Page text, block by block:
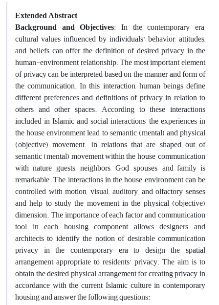
Extended Abstract
Background and Objectives: In the contemporary era,
cultural values influenced by individuals' behavior, attitudes,
and beliefs can offer the definition of desired privacy in the
human-environment relationship. The most important element
of privacy can be interpreted based on the manner and form of
the communication. In this interaction, human beings define
different preferences and definitions of privacy in relation to
others and other spaces. According to these interactions
included in Islamic and social interactions, the experiences in
the house environment lead to semantic (mental) and physical
(objective) movement. In relations that are shaped out of
semantic (mental) movement within the house, communication
with nature, guests, neighbors, God, spouses, and family is
remarkable. The interactions in the house environment can be
controlled with motion, visual, auditory, and olfactory senses
and help to study the movement in the physical (objective)
dimension. The importance of each factor and communication
tool in each housing component allows designers and
architects to identify the notion of desirable communication
privacy in the contemporary era to design the spatial
arrangement appropriate to residents' privacy. The aim is to
obtain the desired physical arrangement for creating privacy in
accordance with the current Islamic culture in contemporary
housing and answer the following questions: